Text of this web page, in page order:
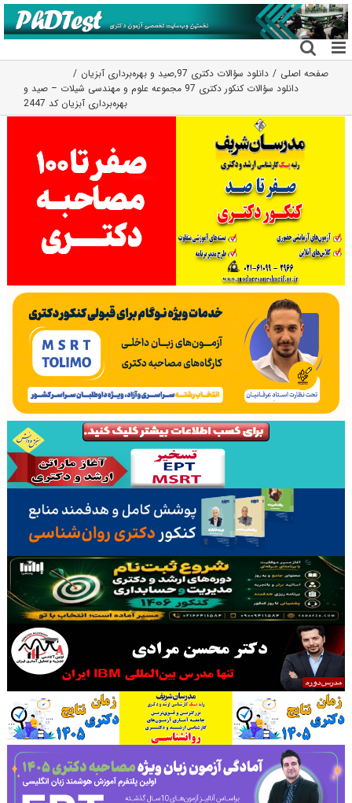
رفتن
به
محتوا
صفحه اصلی دانلود سؤالات دکتری 97 ,صید و بهره‌برداری آبزیان
دانلود سؤالات کنکور دکتری 97 مجموعه علوم و مهندسی شیلات – صید و
بهره‌برداری آبزیان کد 2447